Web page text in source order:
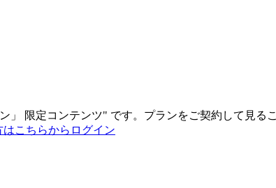
」 限定コンテンツ" です。プランをご契約して見る
こちらからログイン